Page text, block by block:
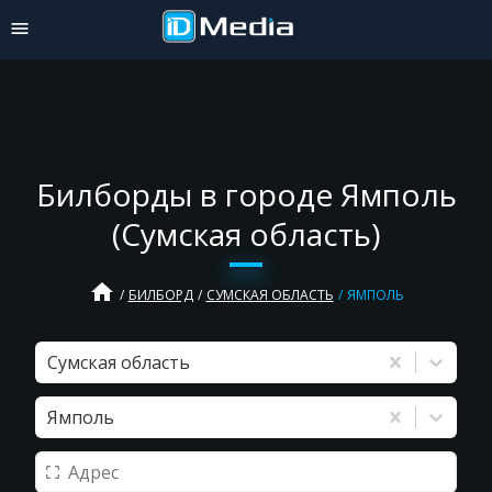
Билборды в городе Ямполь
(Сумская область)
home БИЛБОРД СУМСКАЯ ОБЛАСТЬ ЯМПОЛЬ
Сумская область
Ямполь